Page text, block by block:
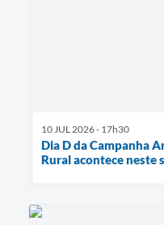
10 JUL 2026 - 17h30
Dia D da Campanha
Rural acontece neste